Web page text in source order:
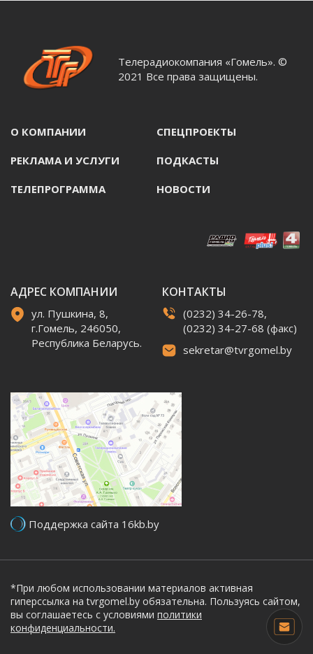
Телерадиокомпания «Гомель». ©
2021 Все права защищены.
О КОМПАНИИ СПЕЦПРОЕКТЫ
РЕКЛАМА И УСЛУГИ ПОДКАСТЫ
ТЕЛЕПРОГРАММА НОВОСТИ
АДРЕС КОМПАНИИ
ул. Пушкина, 8,
г.Гомель, 246050,
Республика Беларусь.
КОНТАКТЫ
(0232) 34-26-78,
(0232) 34-27-68 (факс)
sekretar@tvrgomel.by
Поддержка сайта 16kb.by
*При любом использовании материалов активная
гиперссылка на tvrgomel.by обязательна. Пользуясь сайтом,
вы соглашаетесь с условиями политики
конфиденциальности.